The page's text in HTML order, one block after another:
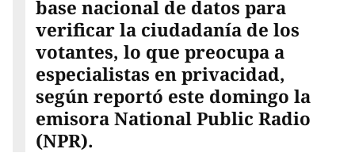
base nacional de datos para
verificar la ciudadanía de los
votantes, lo que preocupa a
especialistas en privacidad,
según reportó este domingo la
emisora National Public Radio​​
(NPR).